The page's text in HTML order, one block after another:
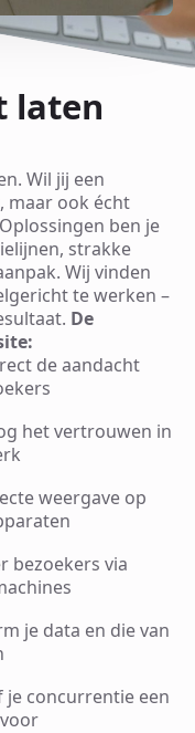
laten
Wil jij een
maar ook écht
ben je
strakke
Wij vinden
te werken –
De
de aandacht
het vertrouwen in
weergave op
bezoekers via
je data en die van
je concurrentie een